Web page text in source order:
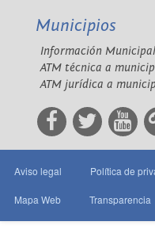
Municipios
Información Municipal
ATM técnica a
ATM jurídica a
Aviso legal Política de
Mapa Web Transparencia